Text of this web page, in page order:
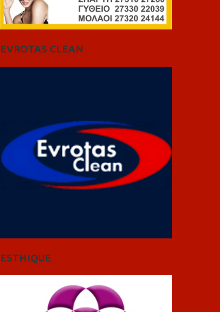
EVROTAS CLEAN
ESTHIQUE